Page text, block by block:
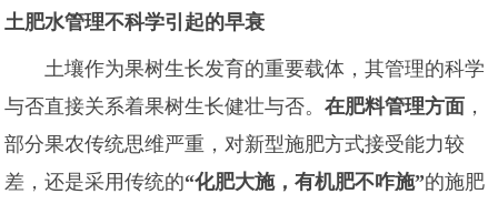
土肥水管理不科学引起的早衰
土壤作为果树生长发育的重要载体，其管理的科学
与否直接关系着果树生长健壮与否。在肥料管理方面 ，
部分果农传统思维严重，对新型施肥方式接受能力较
差，还是采用传统的“化肥大施，有机肥不咋施”的施肥